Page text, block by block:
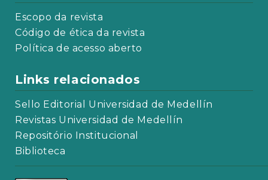
Escopo da revista
Código de ética da revista
Política de acesso aberto
Links relacionados
Sello Editorial Universidad de Medellín
Revistas Universidad de Medellín
Repositório Institucional
Biblioteca